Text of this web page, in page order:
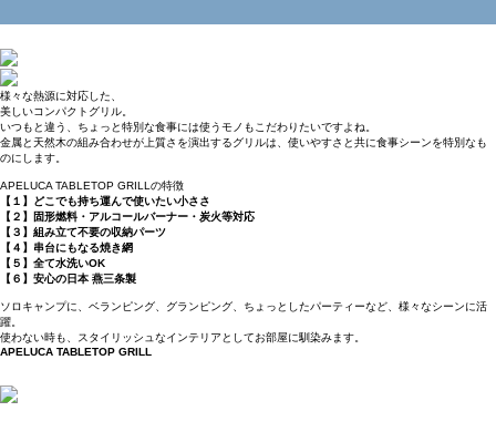
様々な熱源に対応した、
美しいコンパクトグリル。
いつもと違う、ちょっと特別な食事には使うモノもこだわりたいですよね。
金属と天然木の組み合わせが上質さを演出するグリルは、使いやすさと共に食事シーンを特別なも
のにします。
APELUCA TABLETOP GRILLの特徴
【１】どこでも持ち運んで使いたい小ささ
【２】固形燃料・アルコールバーナー・炭火等対応
【３】組み立て不要の収納パーツ
【４】串台にもなる焼き網
【５】全て水洗いOK
【６】安心の日本 燕三条製
ソロキャンプに、ベランピング、グランピング、ちょっとしたパーティーなど、様々なシーンに活
躍。
使わない時も、スタイリッシュなインテリアとしてお部屋に馴染みます。
APELUCA TABLETOP GRILL